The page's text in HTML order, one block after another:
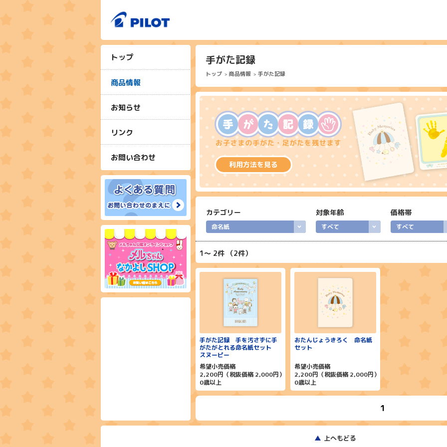
トップ
商品情報
お知らせ
リンク
お問い合わせ
手がた記録
トップ 商品情報 手がた記録
利用方法を見る
カテゴリー
命名紙
対象年齢
すべて
価格帯
すべて
1 2 2
手がた記録 手を汚さずに手
がたがとれる命名紙セット
スヌーピー
希望小売価格
2,200円（税抜価格 2,000円）
0歳以上
おたんじょうきろく 命名紙
セット
希望小売価格
2,200円（税抜価格 2,000円）
0歳以上
1
上へもどる